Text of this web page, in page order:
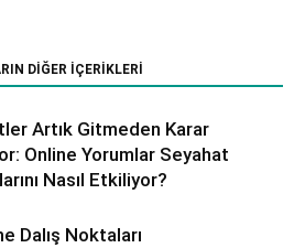
DIĞER İÇERIKLERI
Artık Gitmeden Karar
Online Yorumlar Seyahat
Nasıl Etkiliyor?
Dalış Noktaları